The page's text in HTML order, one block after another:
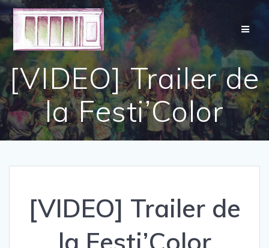
Skip
content
[VIDEO] Trailer de
la Festi’Color
[VIDEO] Trailer de